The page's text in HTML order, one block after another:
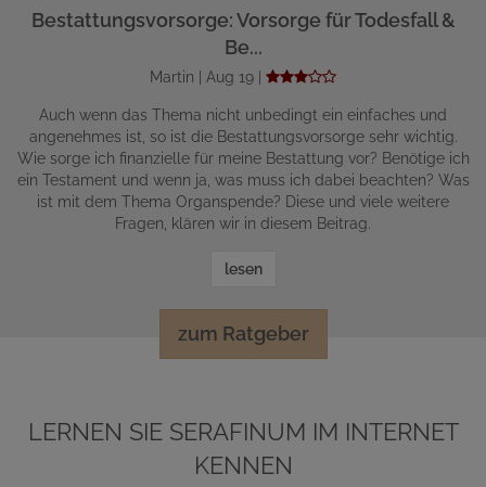
Bestattungsvorsorge: Vorsorge für Todesfall &
Be...
Martin | Aug 19 |
Auch wenn das Thema nicht unbedingt ein einfaches und
angenehmes ist, so ist die Bestattungsvorsorge sehr wichtig.
Wie sorge ich finanzielle für meine Bestattung vor? Benötige ich
ein Testament und wenn ja, was muss ich dabei beachten? Was
ist mit dem Thema Organspende? Diese und viele weitere
Fragen, klären wir in diesem Beitrag.
lesen
zum Ratgeber
LERNEN SIE SERAFINUM IM INTERNET
KENNEN